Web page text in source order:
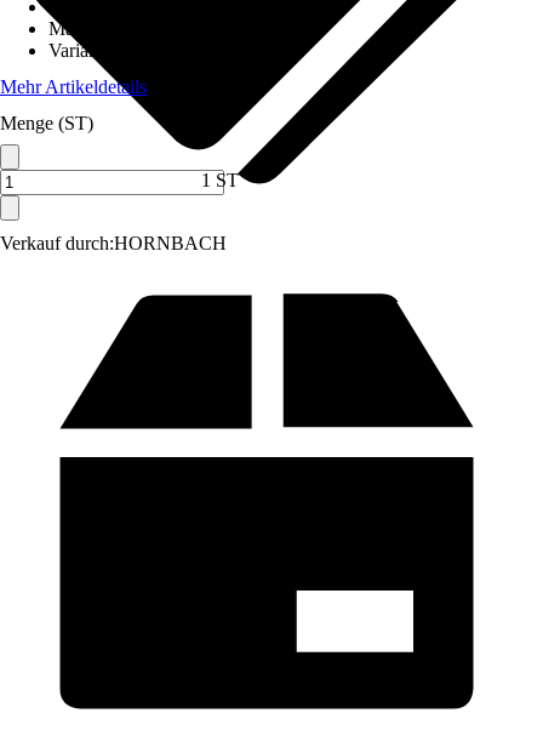
Verkauf durch:HORNBACH
Material
Variante
Mehr Artikeldetails
Menge (ST)
1 ST